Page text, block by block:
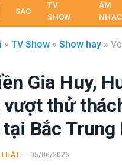
SAO
TV
SHOW
ÂM
NHẠC
» TV Show » Show hay »
Gia Huy,
vượt thử
Bắc Trung
05/06/2026